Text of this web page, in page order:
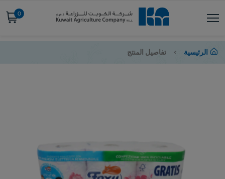
0
الرئيسية تفاصيل المنتج